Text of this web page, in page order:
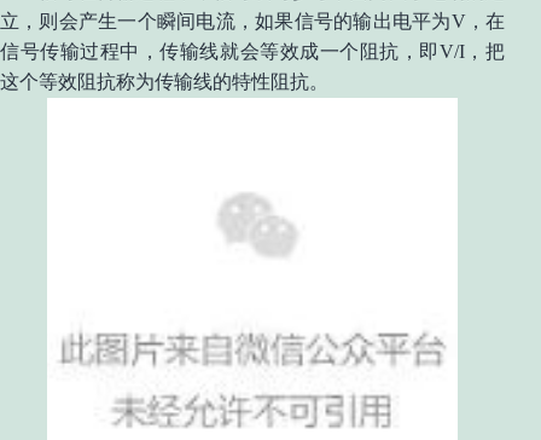
立， 则 会产生一个瞬间电流，如果信号的输出电平为V，在
信号传输过程中，传输线就会等效成一个阻抗，即V/I，把
这个等效阻抗称为传输线的特性阻抗。